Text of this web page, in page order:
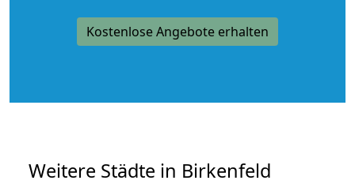
Kostenlose Angebote erhalten
Weitere Städte in Birkenfeld